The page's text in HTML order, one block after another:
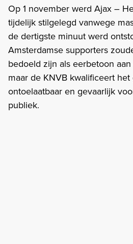
Op 1 november werd Ajax –
tijdelijk stilgelegd vanwege
de dertigste minuut werd
Amsterdamse supporters
bedoeld zijn als eerbetoon
maar de KNVB kwalificeert het
ontoelaatbaar en gevaarlijk
publiek.